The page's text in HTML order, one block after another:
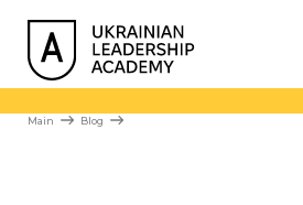
Main Blog